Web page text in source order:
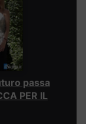
passa
PER IL